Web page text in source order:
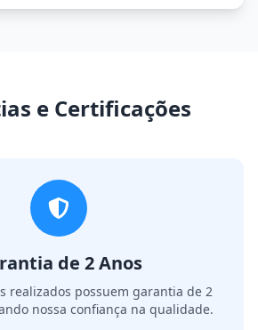
e Certificações
de 2 Anos
realizados possuem garantia de 2
nossa confiança na qualidade.